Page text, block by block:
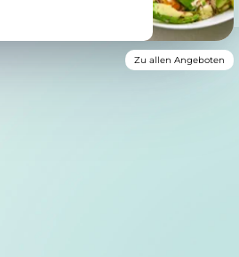
Zu allen Angeboten